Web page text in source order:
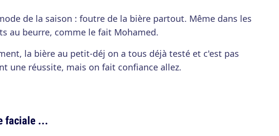
de la saison : foutre de la bière partout. Même dans les
au beurre, comme le fait Mohamed.
la bière au petit-déj on a tous déjà testé et c'est pas
une réussite, mais on fait confiance allez.
faciale ...